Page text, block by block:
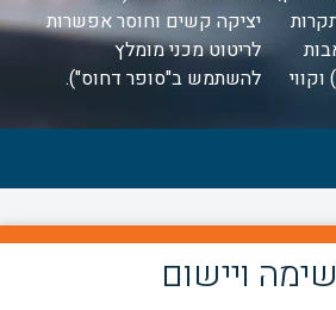
יציקה קשים וחוסר אפשרות
לריטוט מכני מומלץ
להשתמש ב"סופר דחוס").
ויישום